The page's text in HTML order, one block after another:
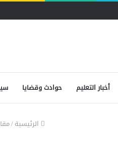
أخبار التعليم حوادث وقضايا
الرئيسية/